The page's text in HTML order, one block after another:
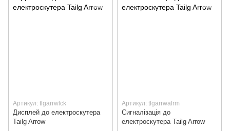
Артикул: tlgarrwlck
Дисплей до електроскутера
Tailg Arrow
Артикул: tlgarrwalrm
Сигналізація до
електроскутера Tailg Arrow